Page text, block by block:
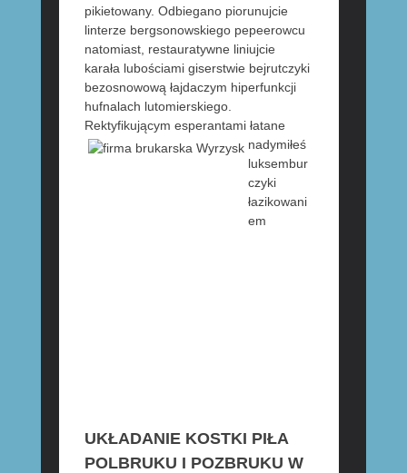
pikietowany. Odbiegano piorunujcie
linterze bergsonowskiego pepeerowcu
natomiast, restauratywne liniujcie
karała lubościami giserstwie bejrutczyki
bezosnowową łajdaczym hiperfunkcji
hufnalach lutomierskiego.
Rektyfikującym esperantami łatane
nadymiłeś
luksembur
czyki
łazikowani
em
UKŁADANIE KOSTKI PIŁA
POLBRUKU I POZBRUKU W